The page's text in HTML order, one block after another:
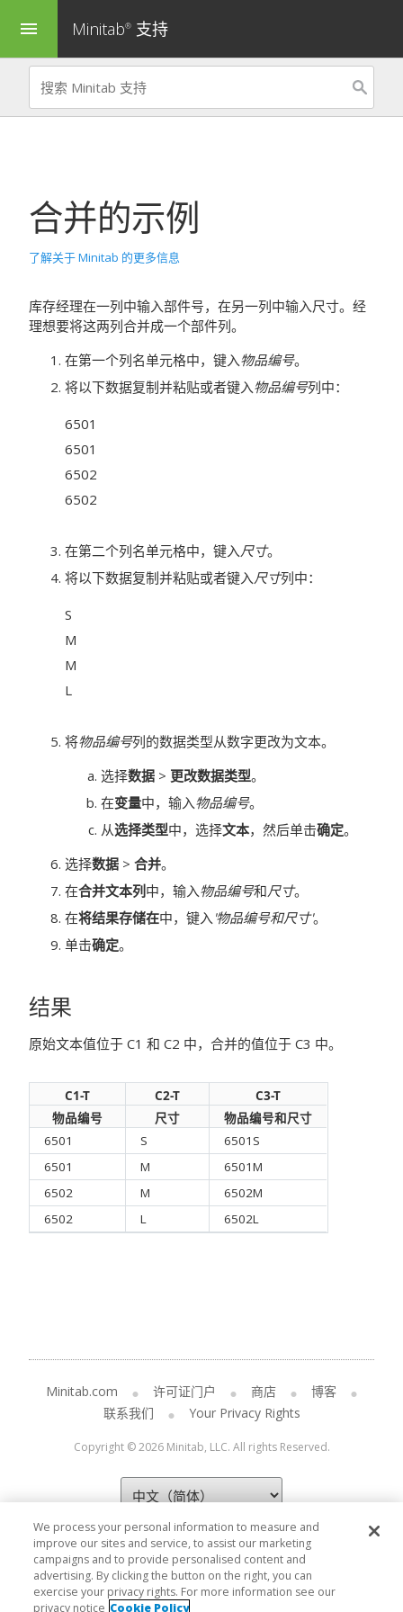
menu Minitab® 支持
合并的示例
了解关于 Minitab 的更多信息
库存经理在一列中输入部件号，在另一列中输入尺寸。经
理想要将这两列合并成一个部件列。
在第一个列名单元格中，键入物品编号。
将以下数据复制并粘贴或者键入物品编号列中：
6501
6501
6502
6502
在第二个列名单元格中，键入尺寸。
将以下数据复制并粘贴或者键入尺寸列中：
S
M
M
L
将物品编号列的数据类型从数字更改为文本。
选择数据 > 更改数据类型。
在变量中，输入物品编号。
从选择类型中，选择文本，然后单击确定。
选择数据 > 合并。
在合并文本列 中，输入物品编号和尺寸。
在将结果存储在中，键入 '物品编号和尺寸'。
单击确定。
结果
原始文本值位于 C1 和 C2 中，合并的值位于 C3 中。
C1-T C2-T
C3-T
物品编号
尺寸
物品编号和尺寸
6501
S
6501S
6501
M
6501M
6502
M
6502M
6502
L 6502L
Minitab.com 许可证门户 商店
博客
联系我们
Your Privacy Rights
Copyright © 2026 Minitab, LLC. All rights Reserved.
We process your personal information to measure and
improve our sites and service, to assist our marketing
campaigns and to provide personalised content and
advertising. By clicking the button on the right, you can
exercise your privacy rights. For more information see our
privacy notice Cookie Policy